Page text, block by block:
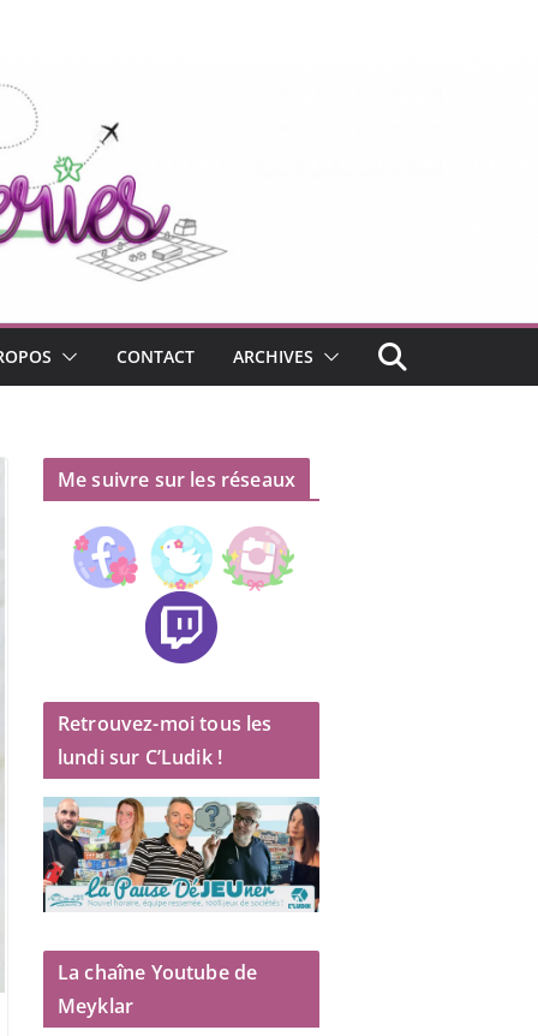
CONTACT ARCHIVES
Me suivre sur les réseaux
Retrouvez-moi tous les
lundi sur C’Ludik !
La chaîne Youtube de
Meyklar